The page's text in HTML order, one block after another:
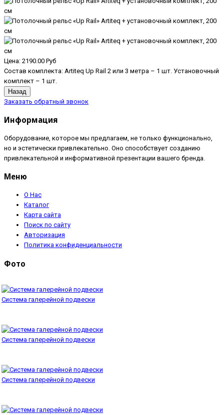
Цена: 2190.00 Руб
Состав комплекта: Artiteq Up Rail 2 или 3 метра – 1 шт. Установочный
комплект – 1 шт.
Заказать обратный звонок
Информация
Оборудование, которое мы предлагаем, не только функционально,
но и эстетически привлекательно. Оно способствует созданию
привлекательной и информативной презентации вашего бренда.
Меню
О Нас
Каталог
Карта сайта
Поиск по сайту
Авторизация
Политика конфиденциальности
Фото
Система галерейной подвески
Система галерейной подвески
Система галерейной подвески